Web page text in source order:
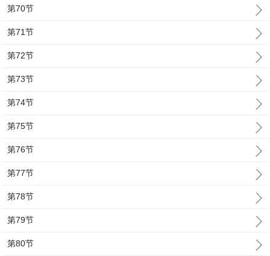
第70节
第71节
第72节
第73节
第74节
第75节
第76节
第77节
第78节
第79节
第80节